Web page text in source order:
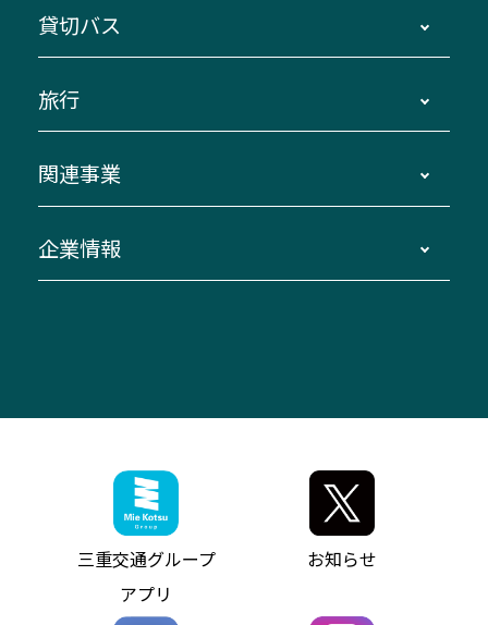
路線バスのご利用方法
三重交通接近情報バスロケーションシステム
迂回・休止について
臨時バスについて
伊勢二見鳥羽周遊バスCANばす
「みえブルーライン」（三重大学病院直通バ
神都ライナー
ミジュマルのラッピングバス（鈴鹿管内）
参宮バス
神都バス
パールシャトル
南紀・VISON～横浜・東京・埼玉
伊賀～名古屋
南紀～VISON～名古屋
湯の山温泉～名古屋
桑名・長島温泉・金城ふ頭駅～中部国際空港
（休止中）
お客様駐車場のご案内
アイコンの説明
インターネット予約
よくあるご質問
お問い合わせ
貸切バス
貸切バスのご利用について
お問い合わせ
旅行
貸切バス団体旅行
美し国周遊ばす
関連事業
自家用自動車車両運行管理
ザ・バスコレクション三重交通バスセット
三重交通公式グッズ
企業情報
ファンコーナー
お問い合わせ
お知らせ・最新情報一覧
ニュースリリース
お問い合わせ
三重交通グループ
アプリ
お知らせ